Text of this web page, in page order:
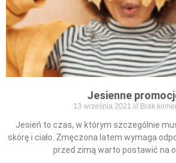
Jesienne
13 września 2021 Brak
Jesień to czas, w którym szczególnie
skórę i ciało. Zmęczona latem wymaga
przed zimą warto postawić na